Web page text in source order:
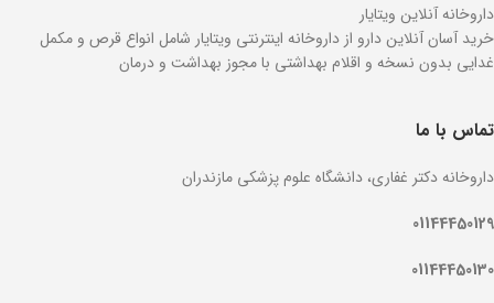
داروخانه آنلاین ویتایار
خرید آسان آنلاین دارو از داروخانه اینترنتی ویتایار شامل انواع قرص و مکمل
غدایی بدون نسخه و اقلام بهداشتی با مجوز بهداشت و درمان
تماس با ما
داروخانه دکتر غفاری، دانشگاه علوم پزشکی مازندران
01144450129
01144450130